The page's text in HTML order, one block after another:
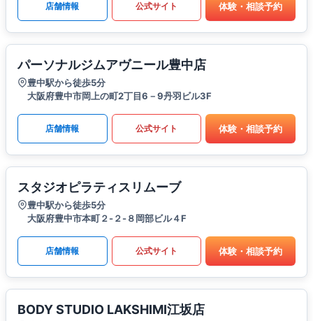
店舗情報 公式サイト 体験・相談予約
パーソナルジムアヴニール豊中店
豊中駅から徒歩5分
大阪府豊中市岡上の町2丁目6－9丹羽ビル3F
店舗情報 公式サイト 体験・相談予約
スタジオピラティスリムーブ
豊中駅から徒歩5分
大阪府豊中市本町２-２-８岡部ビル４F
店舗情報 公式サイト 体験・相談予約
BODY STUDIO LAKSHIMI江坂店